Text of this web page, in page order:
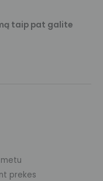
taip pat galite
prekes